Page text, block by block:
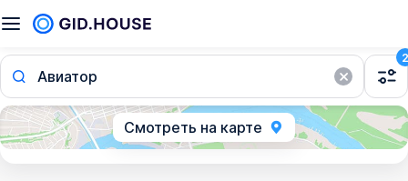
Авиатор
2
Смотреть на карте